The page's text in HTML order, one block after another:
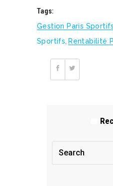
Tags:
Gestion Paris Sportifs
Sportifs, Rentabilité